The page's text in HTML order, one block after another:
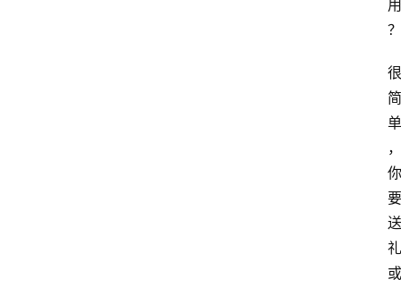
用
？
很
简
单
，
你
要
送
礼
或